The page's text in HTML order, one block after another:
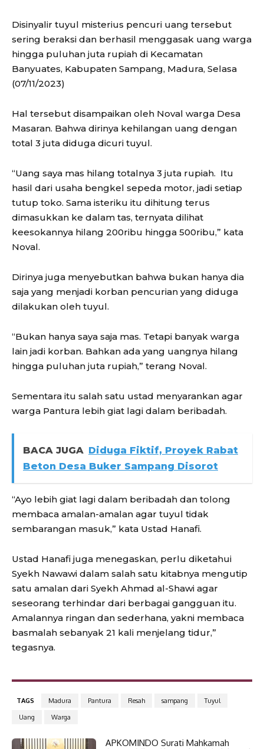
Disinyalir tuyul misterius pencuri uang tersebut
sering beraksi dan berhasil menggasak uang warga
hingga puluhan juta rupiah di Kecamatan
Banyuates, Kabupaten Sampang, Madura, Selasa
(07/11/2023)
Hal tersebut disampaikan oleh Noval warga Desa
Masaran. Bahwa dirinya kehilangan uang dengan
total 3 juta diduga dicuri tuyul.
“Uang saya mas hilang totalnya 3 juta rupiah. Itu
hasil dari usaha bengkel sepeda motor, jadi setiap
tutup toko. Sama isteriku itu dihitung terus
dimasukkan ke dalam tas, ternyata dilihat
keesokannya hilang 200ribu hingga 500ribu,” kata
Noval.
Dirinya juga menyebutkan bahwa bukan hanya dia
saja yang menjadi korban pencurian yang diduga
dilakukan oleh tuyul.
“Bukan hanya saya saja mas. Tetapi banyak warga
lain jadi korban. Bahkan ada yang uangnya hilang
hingga puluhan juta rupiah,” terang Noval.
Sementara itu salah satu ustad menyarankan agar
warga Pantura lebih giat lagi dalam beribadah.
BACA JUGA Diduga Fiktif, Proyek Rabat
Beton Desa Buker Sampang Disorot
“Ayo lebih giat lagi dalam beribadah dan tolong
membaca amalan-amalan agar tuyul tidak
sembarangan masuk,” kata Ustad Hanafi.
Ustad Hanafi juga menegaskan, perlu diketahui
Syekh Nawawi dalam salah satu kitabnya mengutip
satu amalan dari Syekh Ahmad al-Shawi agar
seseorang terhindar dari berbagai gangguan itu.
Amalannya ringan dan sederhana, yakni membaca
basmalah sebanyak 21 kali menjelang tidur,”
tegasnya.
TAGS Madura Pantura Resah sampang
Tuyul
Uang
Warga
APKOMINDO Surati Mahkamah